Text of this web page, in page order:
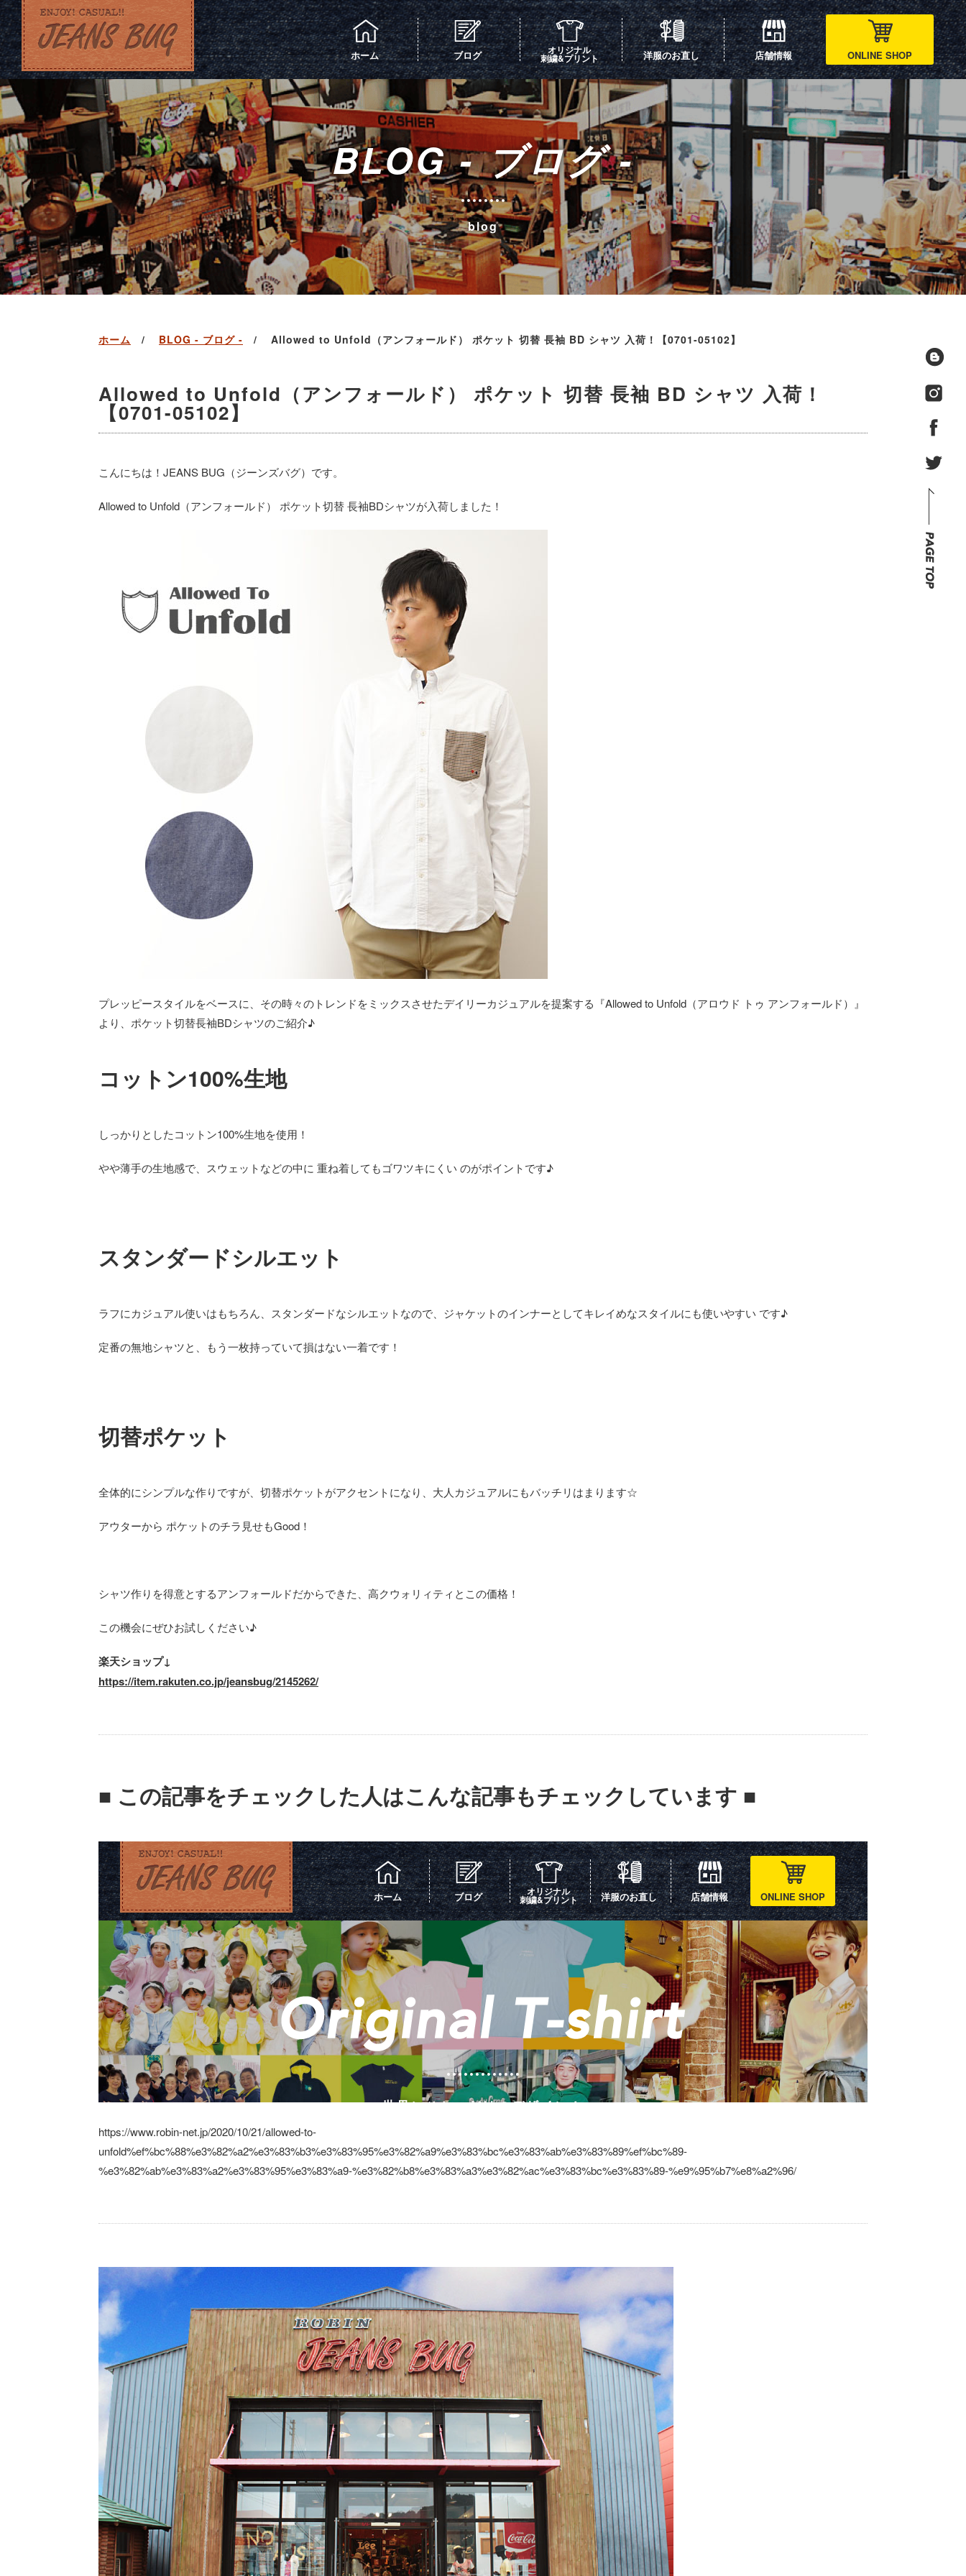
ホーム ブログ オリジナル
刺繍&プリント 洋服のお直し 店舗情報 ONLINE SHOP
BLOG - ブログ -
blog
ホーム BLOG - ブログ - Allowed to Unfold（アンフォールド） ポケット 切替 長袖 BD シャツ 入荷！【0701-05102】
Allowed to Unfold（アンフォールド） ポケット 切替 長袖 BD シャツ 入荷！
【0701-05102】
こんにちは！JEANS BUG（ジーンズバグ）です。
Allowed to Unfold（アンフォールド） ポケット切替 長袖BDシャツが入荷しました！
プレッピースタイルをベースに、その時々のトレンドをミックスさせたデイリーカジュアルを提案する『Allowed to Unfold（アロウド トゥ アンフォールド）』
より、ポケット切替長袖BDシャツのご紹介♪
コットン100%生地
しっかりとしたコットン100%生地を使用！
やや薄手の生地感で、スウェットなどの中に 重ね着してもゴワツキにくい のがポイントです♪
スタンダードシルエット
ラフにカジュアル使いはもちろん、スタンダードなシルエットなので、ジャケットのインナーとしてキレイめなスタイルにも使いやすい です♪
定番の無地シャツと、もう一枚持っていて損はない一着です！
切替ポケット
全体的にシンプルな作りですが、切替ポケットがアクセントになり、大人カジュアルにもバッチリはまります☆
アウターから ポケットのチラ見せもGood！
シャツ作りを得意とするアンフォールドだからできた、高クウォリィティとこの価格！
この機会にぜひお試しください♪
楽天ショップ↓
https://item.rakuten.co.jp/jeansbug/2145262/
■ この記事をチェックした人はこんな記事もチェックしています ■
https://www.robin-net.jp/2020/10/21/allowed-to-
unfold%ef%bc%88%e3%82%a2%e3%83%b3%e3%83%95%e3%82%a9%e3%83%bc%e3%83%ab%e3%83%89%ef%bc%89-
%e3%82%ab%e3%83%a2%e3%83%95%e3%83%a9-%e3%82%b8%e3%83%a3%e3%82%ac%e3%83%bc%e3%83%89-%e9%95%b7%e8%a2%96/